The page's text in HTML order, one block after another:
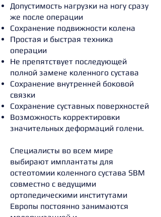
Допустимость нагрузки на ногу сразу
же после операции
Сохранение подвижности колена
Простая и быстрая техника
операции
Не препятствует последующей
полной замене коленного сустава
Сохранение внутренней боковой
связки
Сохранение суставных поверхностей
Возможность корректировки
значительных деформаций голени.
Специалисты во всем мире
выбирают имплантаты для
остеотомии коленного сустава SBM
совместно с ведущими
ортопедическими институтами
Европы постоянно занимаются